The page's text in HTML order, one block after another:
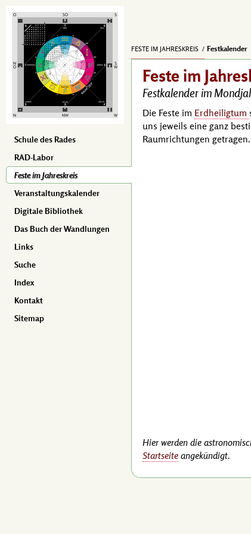
Schule des Rades
RAD-Labor
Feste im Jahreskreis
Veranstaltungskalender
Digitale Bibliothek
Das Buch der Wandlungen
Links
Suche
Index
Kontakt
Sitemap
FESTE IM JAHRESKREIS Festkalender
Feste im
Festkalender im
Die Feste im Erdheiligtum
uns jeweils eine ganz
Raum­richtungen getragen.
Hier werden die
Startseite angekündigt.